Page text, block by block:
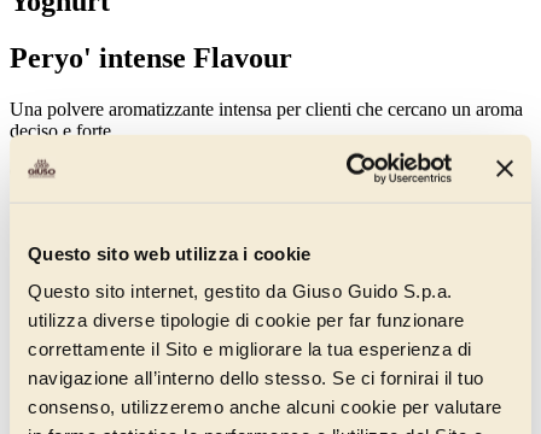
Questo sito web utilizza i cookie
Questo sito internet, gestito da Giuso Guido S.p.a.
utilizza diverse tipologie di cookie per far funzionare
correttamente il Sito e migliorare la tua esperienza di
navigazione all’interno dello stesso. Se ci fornirai il tuo
consenso, utilizzeremo anche alcuni cookie per valutare
Peryo' intense Flavour
Una polvere aromatizzante intensa per clienti che cercano un aroma
deciso e forte.
Gluten Free